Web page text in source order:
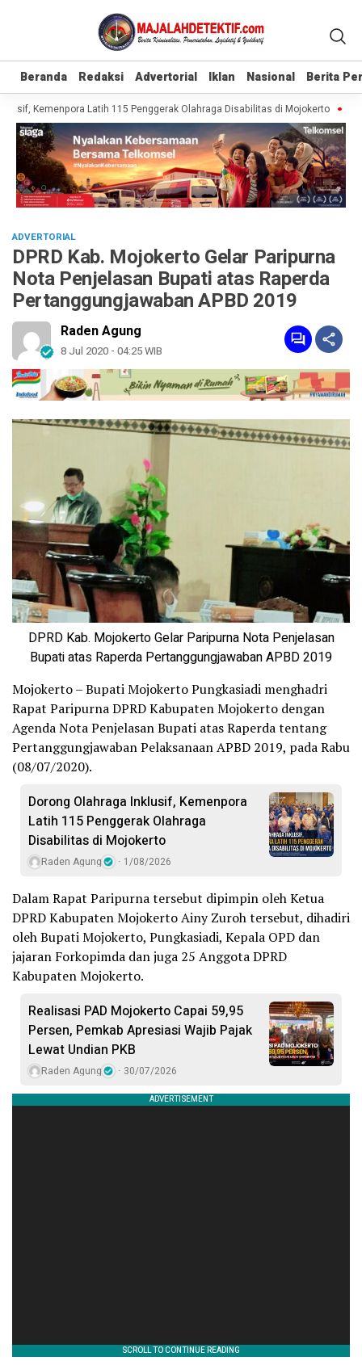
Beranda Redaksi Advertorial Iklan Nasional Berita
Beranda Redaksi Advertorial Iklan Nasional Berita
Kemenpora Latih 115 Penggerak Olahraga Disabilitas di Mojokerto
ADVERTORIAL
DPRD Kab. Mojokerto Gelar Paripurna
Nota Penjelasan Bupati atas Raperda
Pertanggungjawaban APBD 2019
Raden Agung
8 Jul 2020 - 04:25 WIB
DPRD Kab. Mojokerto Gelar Paripurna Nota Penjelasan
Bupati atas Raperda Pertanggungjawaban APBD 2019
Mojokerto – Bupati Mojokerto Pungkasiadi menghadri
Rapat Paripurna DPRD Kabupaten Mojokerto dengan
Agenda Nota Penjelasan Bupati atas Raperda tentang
Pertanggungjawaban Pelaksanaan APBD 2019, pada Rabu
(08/07/2020).
Dorong Olahraga Inklusif, Kemenpora
Latih 115 Penggerak Olahraga
Disabilitas di Mojokerto
Raden Agung 1/08/2026
Dalam Rapat Paripurna tersebut dipimpin oleh Ketua
DPRD Kabupaten Mojokerto Ainy Zuroh tersebut, dihadiri
oleh Bupati Mojokerto, Pungkasiadi, Kepala OPD dan
jajaran Forkopimda dan juga 25 Anggota DPRD
Kabupaten Mojokerto.
Realisasi PAD Mojokerto Capai 59,95
Persen, Pemkab Apresiasi Wajib Pajak
Lewat Undian PKB
Raden Agung 30/07/2026